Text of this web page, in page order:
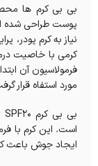
بی بی کرم ها
پوست طراحی شده
نیاز به کرم پودر،
کرمی با خاصیت
فرمولاسیون آن
مورد استفاه قرار
است. این کرم با
ایجاد جوش باعث